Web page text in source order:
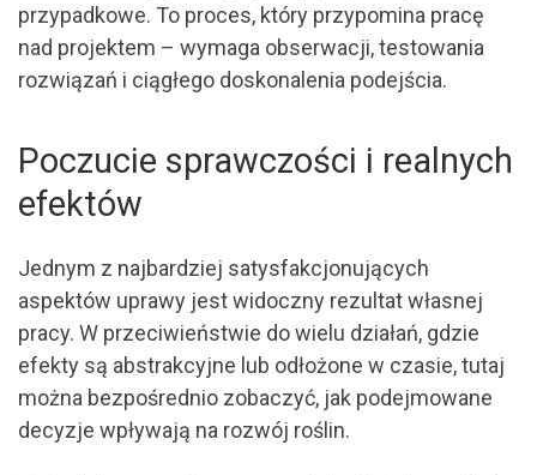
przypadkowe. To proces, który przypomina pracę
nad projektem – wymaga obserwacji, testowania
rozwiązań i ciągłego doskonalenia podejścia.
Poczucie sprawczości i realnych
efektów
Jednym z najbardziej satysfakcjonujących
aspektów uprawy jest widoczny rezultat własnej
pracy. W przeciwieństwie do wielu działań, gdzie
efekty są abstrakcyjne lub odłożone w czasie, tutaj
można bezpośrednio zobaczyć, jak podejmowane
decyzje wpływają na rozwój roślin.